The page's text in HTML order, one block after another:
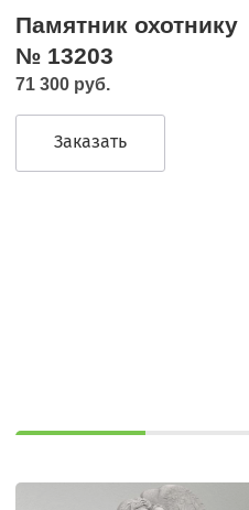
Памятник охотнику
№ 13203
71 300 руб.
Заказать